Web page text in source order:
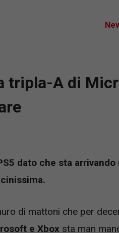
tripla-A di
dato che sta arrivando
di mattoni che per
e Xbox sta man